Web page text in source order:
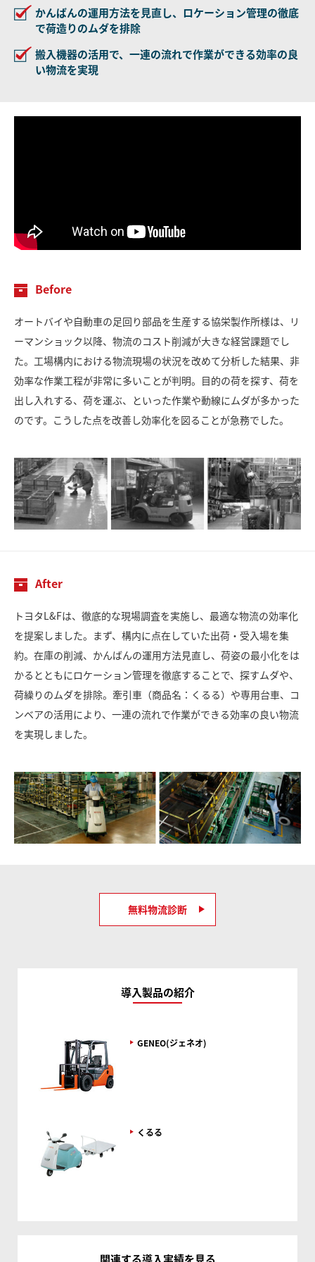
かんばんの運用方法を見直し、ロケーション管理の徹底
で荷造りのムダを排除
搬入機器の活用で、一連の流れで作業ができる効率の良
い物流を実現
Before
オートバイや自動車の足回り部品を生産する協栄製作所様は、リ
ーマンショック以降、物流のコスト削減が大きな経営課題でし
た。工場構内における物流現場の状況を改めて分析した結果、非
効率な作業工程が非常に多いことが判明。目的の荷を探す、荷を
出し入れする、荷を運ぶ、といった作業や動線にムダが多かった
のです。こうした点を改善し効率化を図ることが急務でした。
After
トヨタL&Fは、徹底的な現場調査を実施し、最適な物流の効率化
を提案しました。まず、構内に点在していた出荷・受入場を集
約。在庫の削減、かんばんの運用方法見直し、荷姿の最小化をは
かるとともにロケーション管理を徹底することで、探すムダや、
荷繰りのムダを排除。牽引車（商品名：くるる）や専用台車、コ
ンベアの活用により、一連の流れで作業ができる効率の良い物流
を実現しました。
無料物流診断
導入製品の紹介
GENEO(ジェネオ)
くるる
関連する導入実績を見る